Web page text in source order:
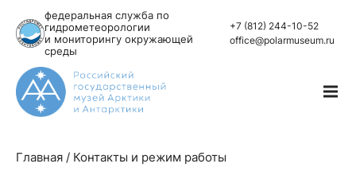
федеральная служба по
гидрометеорологии
и мониторингу окружающей
среды
+7 (812) 244-10-52
office@polarmuseum.ru
Главная / Контакты и режим работы